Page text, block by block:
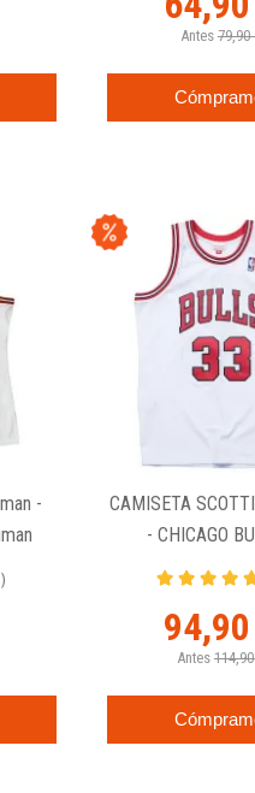
Antes 79,90
-
CAMISETA
- CHICAGO
SWINGMAN
Antes